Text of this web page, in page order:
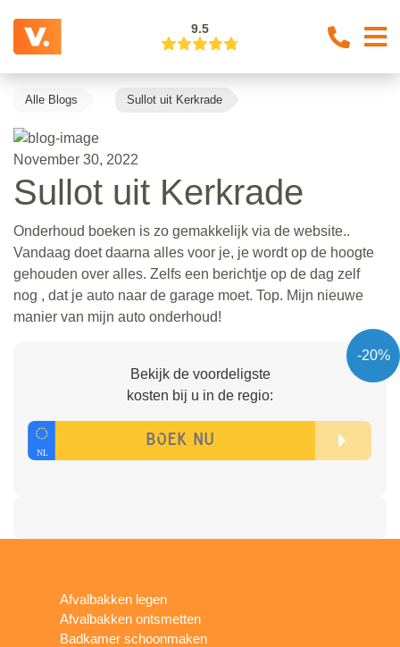
9.5
Alle Blogs Sullot uit Kerkrade
November 30, 2022
Sullot uit Kerkrade
Onderhoud boeken is zo gemakkelijk via de website..
Vandaag doet daarna alles voor je, je wordt op de hoogte
gehouden over alles. Zelfs een berichtje op de dag zelf
nog , dat je auto naar de garage moet. Top. Mijn nieuwe
manier van mijn auto onderhoud!
-20%
Bekijk de voordeligste
kosten bij u in de regio:
Afvalbakken legen
Afvalbakken ontsmetten
Badkamer schoonmaken